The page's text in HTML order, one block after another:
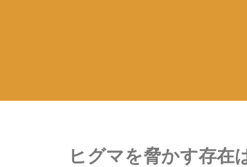
ヒグマを脅かす存在